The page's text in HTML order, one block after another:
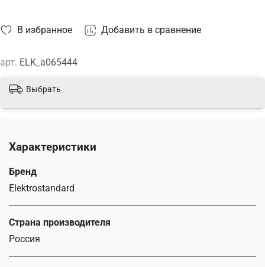
В избранное Добавить в сравнение
арт. ELK_a065444
Выбрать
Характеристики
Бренд
Elektrostandard
Страна производителя
Россия